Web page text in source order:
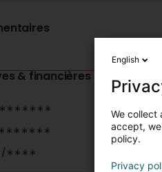
& financières
∗∗∗∗∗∗∗
∗∗∗∗
English
We collect
accept,
policy.
Privacy